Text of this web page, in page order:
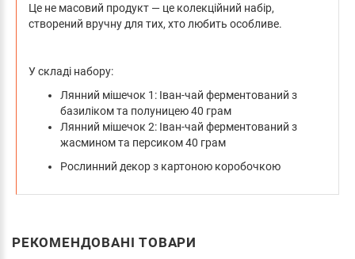
Це не масовий продукт — це колекційний набір,
створений вручну для тих, хто любить особливе.
У складі набору:
Лянний мішечок 1: Іван-чай ферментований з
базиліком та полуницею 40 грам
Лянний мішечок 2: Іван-чай ферментований з
жасмином та персиком 40 грам
Рослинний декор з картоною коробочкою
РЕКОМЕНДОВАНІ ТОВАРИ